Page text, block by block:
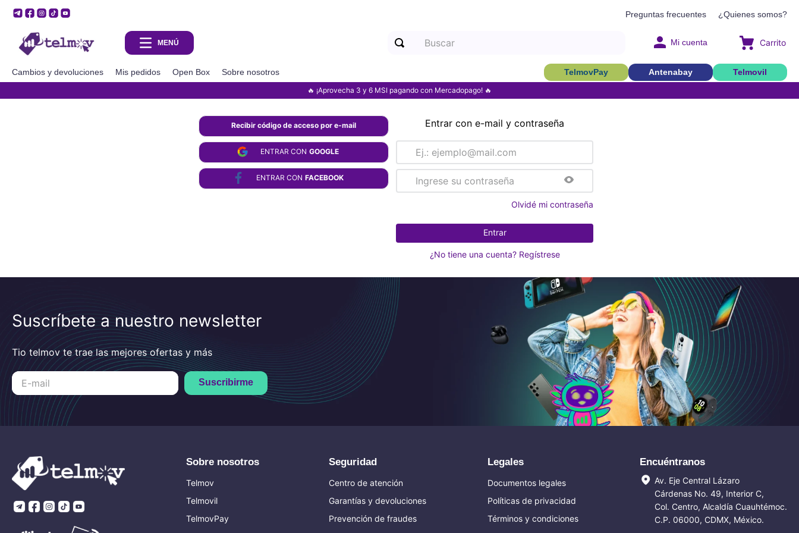
Preguntas frecuentes ¿Quienes somos?
Buscar
Mi cuenta
Cambios y devoluciones Mis pedidos Open Box Sobre nosotros TelmovPay Antenabay Telmovil
🔥 ¡Aprovecha 3 y 6 MSI pagando con Mercadopago! 🔥
Recibir código de acceso por e-mail
ENTRAR CON GOOGLE
ENTRAR CON FACEBOOK
Entrar con e-mail y contraseña
Olvidé mi contraseña
Entrar
¿No tiene una cuenta? Regístrese
Suscríbete a nuestro newsletter
Tio telmov te trae las mejores ofertas y más
Suscribirme
Sobre nosotros
Telmov
Telmovil
TelmovPay
Seguridad
Centro de atención
Garantías y devoluciones
Prevención de fraudes
Legales
Documentos legales
Políticas de privacidad
Términos y condiciones
Encuéntranos
Av. Eje Central Lázaro
Cárdenas No. 49, Interior C,
Col. Centro, Alcaldía Cuauhtémoc.
C.P. 06000, CDMX, México.
samsung
3.
iphone
4. xiaomi